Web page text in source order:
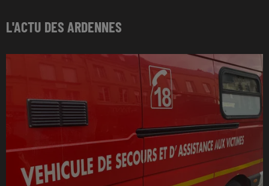
L'ACTU DES ARDENNES